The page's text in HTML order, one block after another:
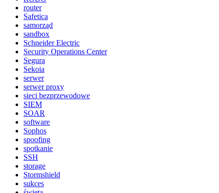
router
Safetica
samorząd
sandbox
Schneider Electric
Security Operations Center
Segura
Sekoia
serwer
serwer proxy
sieci bezprzewodowe
SIEM
SOAR
software
Sophos
spoofing
spotkanie
SSH
storage
Stormshield
sukces